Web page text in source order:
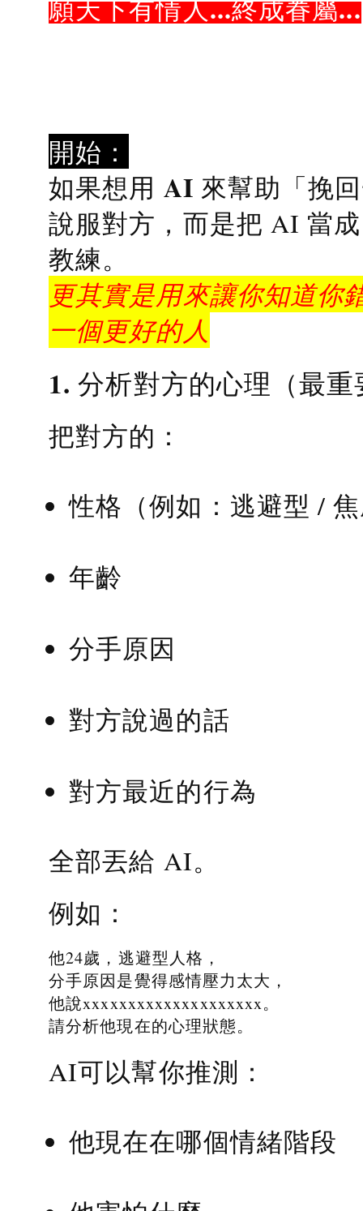
願天下有情人...終成眷屬...
開始：
如果想用 AI 來幫助「挽
說服對方，而是把 AI 當
教練。
更其實是用來讓你知道你
一個更好的人
1. 分析對方的心理（最
把對方的：
性格（例如：逃避型 /
年齡
分手原因
對方說過的話
對方最近的行為
全部丟給 AI。
例如：
他24歲，逃避型人格，
分手原因是覺得感情壓力太大，
他說xxxxxxxxxxxxxxxxxxxx。
請分析他現在的心理狀態。
AI可以幫你推測：
他現在在哪個情緒階段